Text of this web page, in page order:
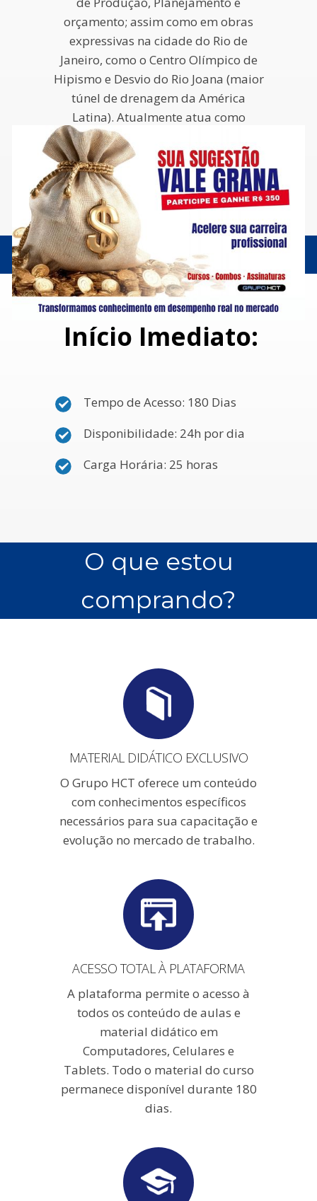
orçamento; assim como em obras
expressivas na cidade do Rio de
Janeiro, como o Centro Olímpico de
Hipismo e Desvio do Rio Joana (maior
túnel de drenagem da América
Latina). Atualmente atua como
Coordenador Técnico de Engenharia
na Área Industrial.
Data e Horário
Início Imediato:
Tempo de Acesso: 180 Dias
Disponibilidade: 24h por dia
Carga Horária: 25 horas
O que estou
comprando?
MATERIAL DIDÁTICO EXCLUSIVO
O Grupo HCT oferece um conteúdo
com conhecimentos específicos
necessários para sua capacitação e
evolução no mercado de trabalho.
ACESSO TOTAL À PLATAFORMA
A plataforma permite o acesso à
todos os conteúdo de aulas e
material didático em
Computadores, Celulares e
Tablets. Todo o material do curso
permanece disponível durante 180
dias.